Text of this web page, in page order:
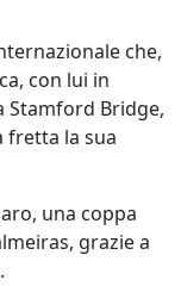
che,
con lui in
Stamford Bridge,
fretta la sua
una coppa
grazie a